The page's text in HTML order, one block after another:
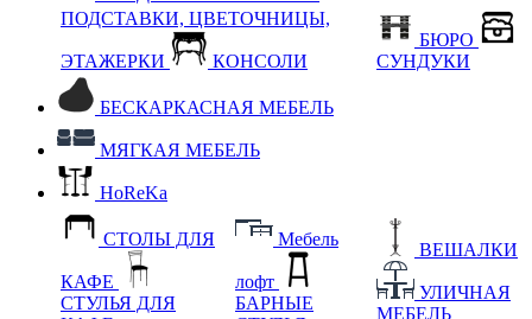
ПОДСТАВКИ, ЦВЕТОЧНИЦЫ,
ЭТАЖЕРКИ КОНСОЛИ
БЮРО
СУНДУКИ
БЕСКАРКАСНАЯ МЕБЕЛЬ
МЯГКАЯ МЕБЕЛЬ
HoReKa
СТОЛЫ ДЛЯ
КАФЕ
СТУЛЬЯ ДЛЯ
Мебель
лофт
БАРНЫЕ
ВЕШАЛКИ
УЛИЧНАЯ
МЕБЕЛЬ